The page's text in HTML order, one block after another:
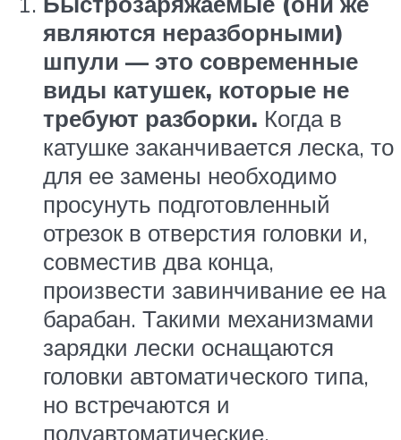
являются неразборными)
шпули — это современные
виды катушек, которые не
требуют разборки. Когда в
катушке заканчивается леска, то
для ее замены необходимо
просунуть подготовленный
отрезок в отверстия головки и,
совместив два конца,
произвести завинчивание ее на
барабан. Такими механизмами
зарядки лески оснащаются
головки автоматического типа,
но встречаются и
полуавтоматические.